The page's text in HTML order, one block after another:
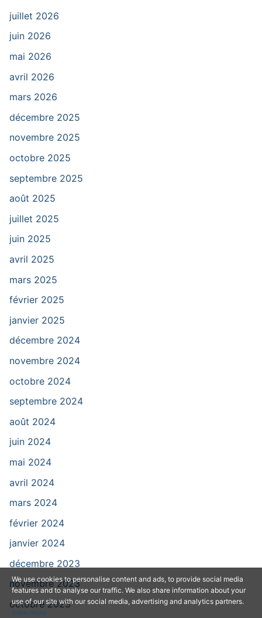
juillet 2026
juin 2026
mai 2026
avril 2026
mars 2026
décembre 2025
novembre 2025
octobre 2025
septembre 2025
août 2025
juillet 2025
juin 2025
avril 2025
mars 2025
février 2025
janvier 2025
décembre 2024
novembre 2024
octobre 2024
septembre 2024
août 2024
juin 2024
mai 2024
avril 2024
mars 2024
février 2024
janvier 2024
décembre 2023
novembre 2023
octobre 2023
We use cookies to personalise content and ads, to provide social media
features and to analyse our traffic. We also share information about your
use of our site with our social media, advertising and analytics partners.
View more